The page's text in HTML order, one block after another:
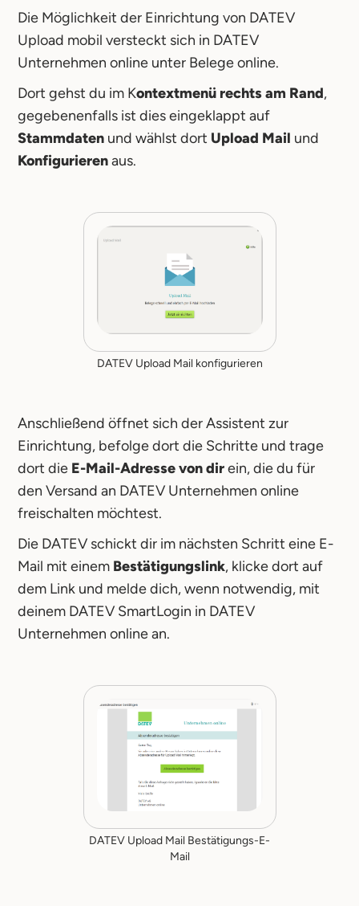
Die Möglichkeit der Einrichtung von DATEV
Upload mobil versteckt sich in DATEV
Unternehmen online unter Belege online.
Dort gehst du im Kontextmenü rechts am Rand,
gegebenenfalls ist dies eingeklappt auf
Stammdaten und wählst dort Upload Mail und
Konfigurierenaus.
DATEV Upload Mail konfigurieren
Anschließend öffnet sich der Assistent zur
Einrichtung, befolge dort die Schritte und trage
dort die E-Mail-Adresse von direin, die du für
den Versand an DATEV Unternehmen online
freischalten möchtest.
Die DATEV schickt dir im nächsten Schritt eine E-
Mail mit einem Bestätigungslink, klicke dort auf
dem Link und melde dich, wenn notwendig, mit
deinem DATEV SmartLogin in DATEV
Unternehmen online an.
DATEV Upload Mail Bestätigungs-E-
Mail